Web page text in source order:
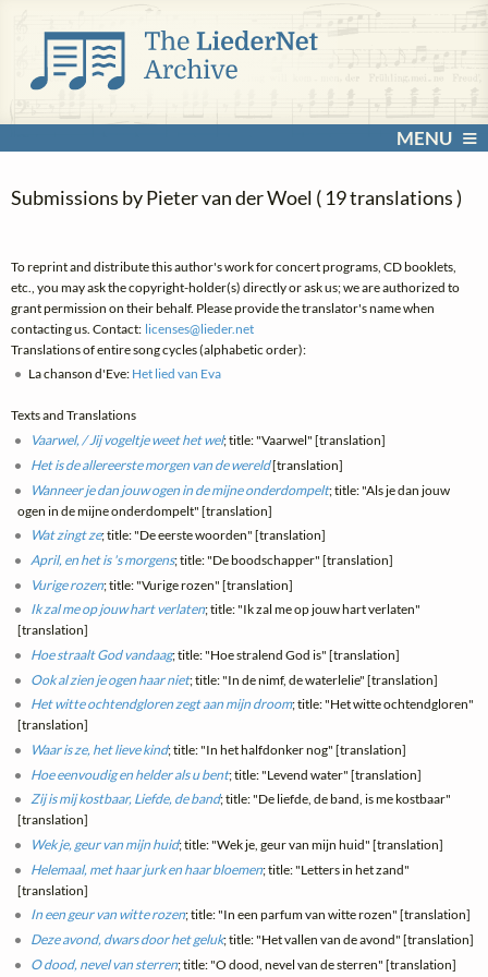
MENU
Submissions by Pieter van der Woel ( 19 translations )
To reprint and distribute this author's work for concert programs, CD booklets,
etc., you may ask the copyright-holder(s) directly or ask us; we are authorized to
grant permission on their behalf. Please provide the translator's name when
contacting us. Contact: licenses@lieder.net
Translations of entire song cycles (alphabetic order):
La chanson d'Eve: Het lied van Eva
Texts and Translations
Vaarwel, / Jij vogeltje weet het wel; title: "Vaarwel" [translation]
Het is de allereerste morgen van de wereld[translation]
Wanneer je dan jouw ogen in de mijne onderdompelt; title: "Als je dan jouw
ogen in de mijne onderdompelt" [translation]
Wat zingt ze; title: "De eerste woorden" [translation]
April, en het is 's morgens; title: "De boodschapper" [translation]
Vurige rozen; title: "Vurige rozen" [translation]
Ik zal me op jouw hart verlaten; title: "Ik zal me op jouw hart verlaten"
[translation]
Hoe straalt God vandaag; title: "Hoe stralend God is" [translation]
Ook al zien je ogen haar niet; title: "In de nimf, de waterlelie" [translation]
Het witte ochtendgloren zegt aan mijn droom; title: "Het witte ochtendgloren"
[translation]
Waar is ze, het lieve kind; title: "In het halfdonker nog" [translation]
Hoe eenvoudig en helder als u bent; title: "Levend water" [translation]
Zij is mij kostbaar, Liefde, de band; title: "De liefde, de band, is me kostbaar"
[translation]
Wek je, geur van mijn huid; title: "Wek je, geur van mijn huid" [translation]
Helemaal, met haar jurk en haar bloemen; title: "Letters in het zand"
[translation]
In een geur van witte rozen; title: "In een parfum van witte rozen" [translation]
Deze avond, dwars door het geluk; title: "Het vallen van de avond" [translation]
O dood, nevel van sterren; title: "O dood, nevel van de sterren" [translation]